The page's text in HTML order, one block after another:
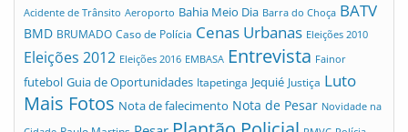
Acidente de Trânsito Aeroporto Bahia Meio Dia Barra do Choça BATV
BMD BRUMADO Caso de Polícia Cenas Urbanas Eleições 2010
Eleições 2012 Eleições 2016 EMBASA Entrevista Fainor
futebol Guia de Oportunidades Itapetinga Jequié Justiça Luto
Mais Fotos Nota de falecimento Nota de Pesar Novidade na